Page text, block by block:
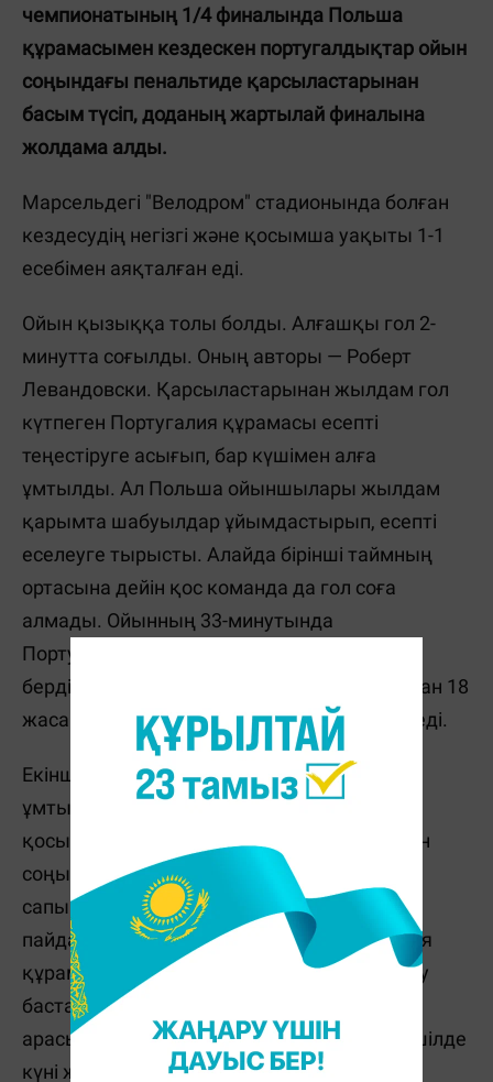
чемпионатының 1/4 финалында Польша
құрамасымен кездескен португалдықтар ойын
соңындағы пенальтиде қарсыластарынан
басым түсіп, доданың жартылай финалына
жолдама алды.
Марсельдегі "Велодром" стадионында болған
кездесудің негізгі және қосымша уақыты 1-1
есебімен аяқталған еді.
Ойын қызыққа толы болды. Алғашқы гол 2-
минутта соғылды. Оның авторы — Роберт
Левандовски. Қарсыластарынан жылдам гол
күтпеген Португалия құрамасы есепті
теңестіруге асығып, бар күшімен алға
ұмтылды. Ал Польша ойыншылары жылдам
қарымта шабуылдар ұйымдастырып, есепті
еселеуге тырысты. Алайда бірінші таймның
ортасына дейін қос команда да гол соға
алмады. Ойынның 33-минутында
Португалияның шабуылдары өз нәтижесін
берді. Нанидің пасынан кейін соққы жасаған 18
жасар ойыншы Ренату Саншеш мүлт кетпеді.
Екінші таймда командалар алға шығуға
ұмтылса да аса сақ ойнады. Бұл жағдай
қосымша уақытта да қайталанды. Ал ойын
соңындағы пенальтиде Польша құрамасы
сапынан
Якуб Блащиковски өз мүмкіндігін
пайдалана алмауы нәтижесінде Португалия
құрамасы келесі кезеңге өтті. Енді Роналду
бастаған жігіттер Бельгия мен Уэльс
арасындағы кездесудің жеңімпазымен 6 шілде
күні жартылай финалда ойнайды.